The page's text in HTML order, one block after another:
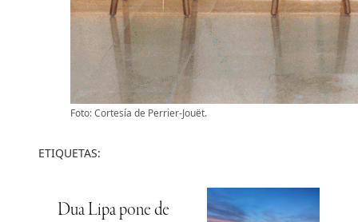
Foto: Cortesía de Perrier-Jouët.
ETIQUETAS:
Dua Lipa pone de